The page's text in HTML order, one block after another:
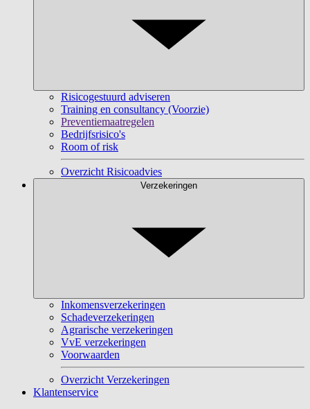
Risicogestuurd adviseren
Training en consultancy (Voorzie)
Preventiemaatregelen
Bedrijfsrisico's
Room of risk
Overzicht Risicoadvies
Verzekeringen
Inkomensverzekeringen
Schadeverzekeringen
Agrarische verzekeringen
VvE verzekeringen
Voorwaarden
Overzicht Verzekeringen
Klantenservice